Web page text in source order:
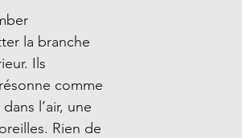
la branche
Ils
comme
l’air, une
Rien de